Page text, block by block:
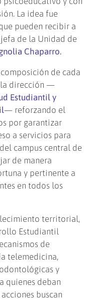
La idea fue
pueden recibir a
de la Unidad de
Chaparro.
de cada
la dirección —
Estudiantil y
— reforzando el
por garantizar
a servicios para
campus central de
de manera
y pertinente a
en todos los
territorial,
Estudiantil
de
telemedicina,
y
quienes deban
buscan